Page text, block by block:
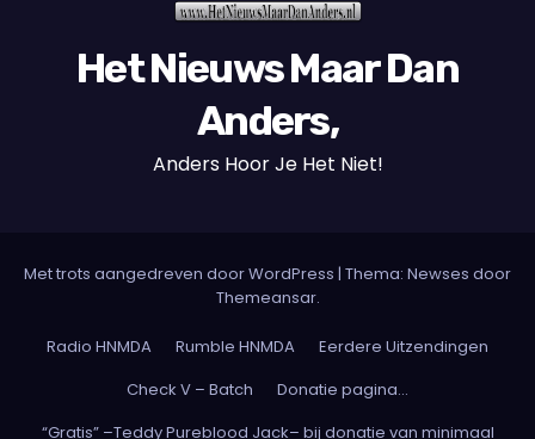
Het Nieuws Maar Dan
Anders,
Anders Hoor Je Het Niet!
Met trots aangedreven door WordPress | Thema: Newses door
Themeansar.
Radio HNMDA Rumble HNMDA
Eerdere Uitzendingen
Check V – Batch
Donatie pagina…
“Gratis” –Teddy Pureblood Jack– bij donatie van minimaal